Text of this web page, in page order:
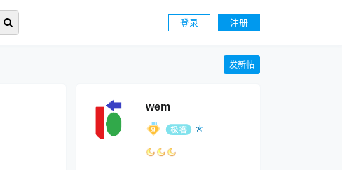
登录 注册
发新帖
wem